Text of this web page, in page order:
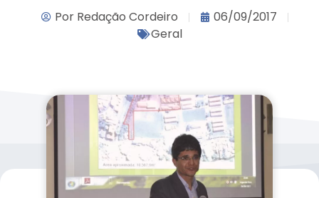
Por Redação Cordeiro
06/09/2017
Geral